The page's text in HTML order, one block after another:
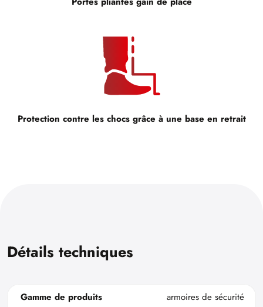
Protection contre les chocs grâce à une base en retrait
Détails techniques
Gamme de produits
armoires de sécurité